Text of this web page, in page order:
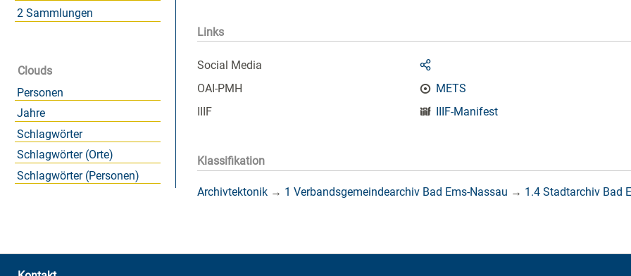
2 Sammlungen
Clouds
Personen
Jahre
Schlagwörter
Schlagwörter (Orte)
Schlagwörter (Personen)
Links
Social Media
OAI-PMH
METS
IIIF
IIIF-Manifest
Klassifikation
Archivtektonik → 1 Verbandsgemeindearchiv Bad Ems-Nassau → 1.4 Stadtarchiv Bad